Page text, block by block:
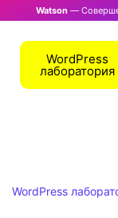
Watson—
WordPress
лаборатория
WordPress